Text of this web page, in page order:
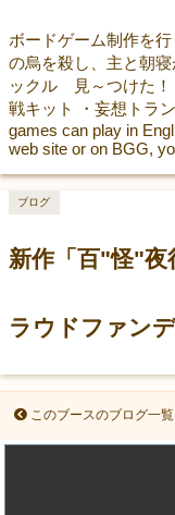
ボードゲーム制作を
の烏を殺し、主と朝
ックル 見～つけた！
戦キット ・妄想トラ
games can play in
web site or on BGG,
新作「百"怪"夜
ラウドファン
ブログ
このブースのブログ一